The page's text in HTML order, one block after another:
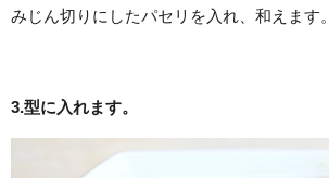
みじん切りにしたパセリを入れ、和えます。
3.型に入れます。